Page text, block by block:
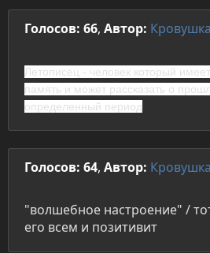
Голосов: 66, Автор: Кровушка
Летописец
- человек который
память и может рассказать о
определенный период
Голосов: 64, Автор: Кровушка
"волшебное настроение" /
его всем и позитивит